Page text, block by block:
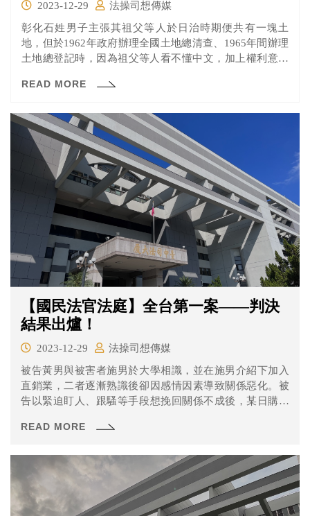
2023-12-29
法操司想傳媒
彰化石姓男子主張其祖父等人於日治時期便共有一塊土
地，但於1962年政府辦理全國土地總清查、1965年間辦理
土地總登記時，因為祖父等人看不懂中文，加上權利意識
為地主不能因為土地被登記為國有就失去權利，況且土地
READ MORE
【國民法官法庭】全台第一案——判決
結果出爐！
2023-12-29
法操司想傳媒
被告黃男與被害者施男於大學相識，並在施男介紹下加入
直銷業，二者逐漸熟識後卻因感情因素導致關係惡化。被
告以緊迫盯人、跟騷等手段想挽回關係不成後，某日購買
到被害人回家、於第二天再次潛伏。被告自述雙方於施男
處傷口，黃男於其失去意識後始撥打110報案，而被害人施
男因出血性休克在到醫院前失去呼吸心跳。
READ MORE